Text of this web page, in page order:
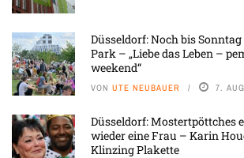
Düsseldorf: Noch bis
Park – „Liebe das Leben –
weekend“
VON UTE NEUBAUER 7.
Düsseldorf: Mostertpöttches
wieder eine Frau – Karin
Klinzing Plakette